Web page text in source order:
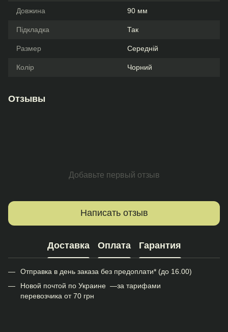
Довжина 90 мм
Підкладка Так
Размер Середній
Колір Чорний
Отзывы
Добавьте первый отзыв
Написать отзыв
Доставка Оплата Гарантия
Отправка в день заказа без предоплати* (до 16.00)
Новой почтой по Украине —за тарифами
перевозчика от 70 грн